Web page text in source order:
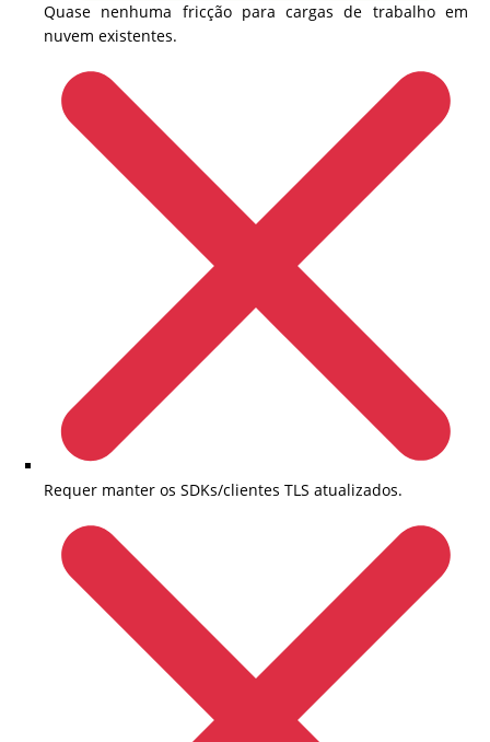
Quase nenhuma fricção para cargas de trabalho em
nuvem existentes.
Requer manter os SDKs/clientes TLS atualizados.